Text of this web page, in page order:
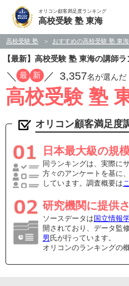
オリコン顧客満足度ランキング
高校受験 塾 東海
高校受験 塾 おすすめの高校受験 塾 東
【最新】高校受験 塾 東海の講師
／ 最 新 ／ 3,357名が選んだ
高校受験 塾
オリコン顧客満足度
日本最大級の規
同ランキングは、実際に
方々のアンケートを基に
しています。調査概要は
研究機関に提供
ソースデータは 国立情報
開されており、データ監
男 氏が行っています。
オリコンのランキングの